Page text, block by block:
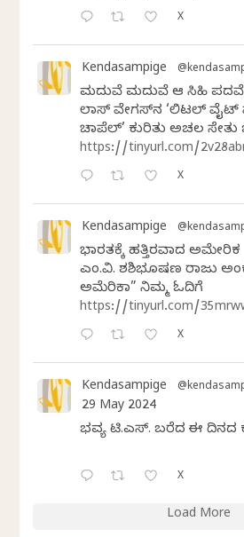
X
Kendasampige
ಮದುವೆ ಮದುವೆ ಆ ಸಿಹಿ ಪದವೆ
ಲಾಸ್‌ ವೇಗಸ್‌ನ ‘ಲಿಟಲ್ ವೈಟ್
ಚಾಪೆಲ್’ ಕುರಿತು ಅಚಲ
https://tinyurl.com/
X
Kendasampige
ಭಾರತಕ್ಕೆ ಹತ್ತಿರವಾದ ಅಮೇರಿಕ
ಎಂ.ವಿ. ಶಶಿಭೂಷಣ ರಾಜು
ಅಮೆರಿಕಾ” ನಿಮ್ಮ ಓದಿಗೆ
https://tinyurl.com/
X
Kendasampige
29 May 2024
ಭವ್ಯ ಟಿ.ಎಸ್. ಬರೆದ ಈ ದಿನದ
X
Load More